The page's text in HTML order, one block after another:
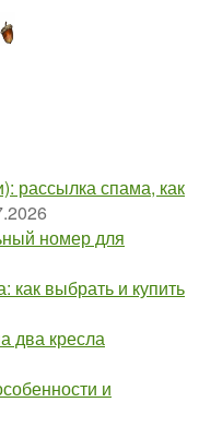
рассылка спама, как
номер для
выбрать и купить
два кресла
и